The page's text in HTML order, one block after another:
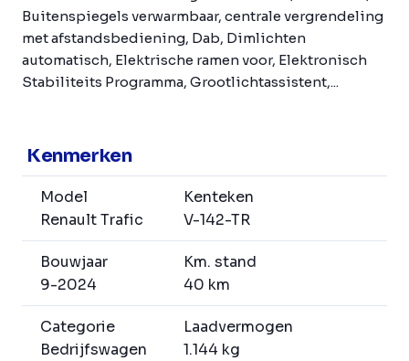
Buitenspiegels verwarmbaar, centrale vergrendeling
met afstandsbediening, Dab, Dimlichten
automatisch, Elektrische ramen voor, Elektronisch
Stabiliteits Programma, Grootlichtassistent,...
Kenmerken
Model
Renault Trafic
Kenteken
V-142-TR
Bouwjaar
9-2024
Km. stand
40 km
Categorie
Bedrijfswagen
Laadvermogen
1.144 kg